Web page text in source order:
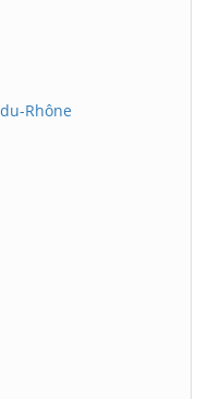
Rhône